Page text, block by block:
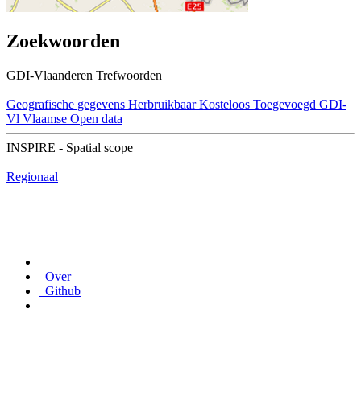
Zoekwoorden
GDI-Vlaanderen Trefwoorden
Geografische gegevens Herbruikbaar Kosteloos Toegevoegd GDI-
Vl Vlaamse Open data
INSPIRE - Spatial scope
Regionaal
Over
Github